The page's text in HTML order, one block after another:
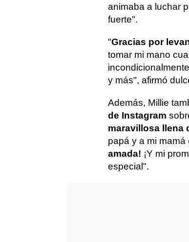
animaba a luchar
fuerte".
"Gracias por
tomar mi mano
y más", afirmó
Además, Millie
de Instagram
maravillosa llena
papá y a mi
amada! ¡Y mi
especial".